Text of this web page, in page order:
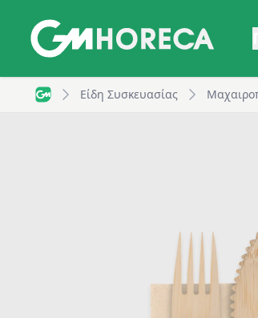
Bamboo Κουβέρ Premium, Μαχαίρι/
Είδη Συσκευασίας